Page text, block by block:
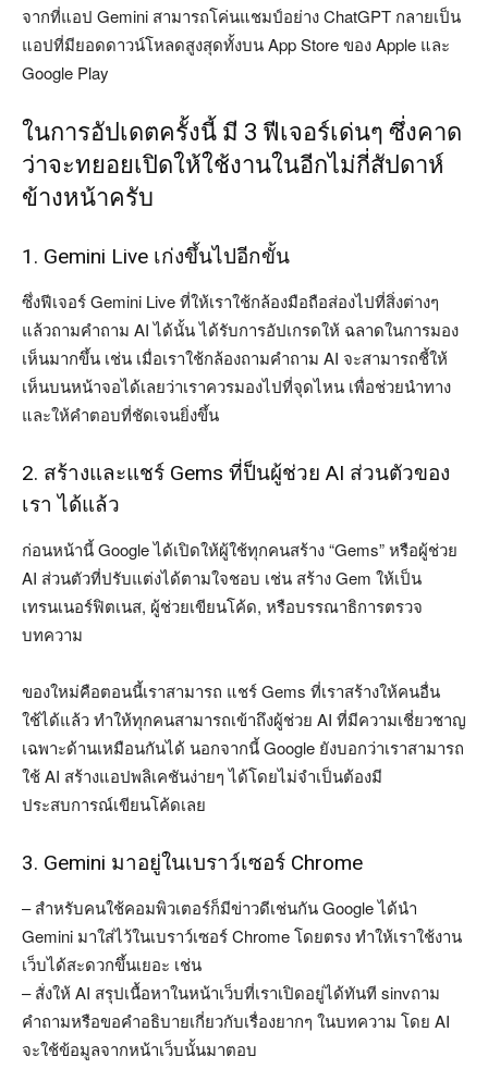
จากที่แอป Gemini สามารถโค่นแชมป์อย่าง ChatGPT กลายเป็น
แอปที่มียอดดาวน์โหลดสูงสุดทั้งบน App Store ของ Apple และ
Google Play
ในการอัปเดตครั้งนี้ มี 3 ฟีเจอร์เด่นๆ ซึ่งคาด
ว่าจะทยอยเปิดให้ใช้งานในอีกไม่กี่สัปดาห์
ข้างหน้าครับ
1. Gemini Live เก่งขึ้นไปอีกขั้น
ซึ่งฟีเจอร์ Gemini Live ที่ให้เราใช้กล้องมือถือส่องไปที่สิ่งต่างๆ
แล้วถามคำถาม AI ได้นั้น ได้รับการอัปเกรดให้ ฉลาดในการมอง
เห็นมากขึ้น เช่น เมื่อเราใช้กล้องถามคำถาม AI จะสามารถชี้ให้
เห็นบนหน้าจอได้เลยว่าเราควรมองไปที่จุดไหน เพื่อช่วยนำทาง
และให้คำตอบที่ชัดเจนยิ่งขึ้น
2. สร้างและแชร์ Gems ที่ป็นผู้ช่วย AI ส่วนตัวของ
เรา ได้แล้ว
ก่อนหน้านี้ Google ได้เปิดให้ผู้ใช้ทุกคนสร้าง “Gems” หรือผู้ช่วย
AI ส่วนตัวที่ปรับแต่งได้ตามใจชอบ เช่น สร้าง Gem ให้เป็น
เทรนเนอร์ฟิตเนส, ผู้ช่วยเขียนโค้ด, หรือบรรณาธิการตรวจ
บทความ
ของใหม่คือตอนนี้เราสามารถ แชร์ Gems ที่เราสร้างให้คนอื่น
ใช้ได้แล้ว ทำให้ทุกคนสามารถเข้าถึงผู้ช่วย AI ที่มีความเชี่ยวชาญ
เฉพาะด้านเหมือนกันได้ นอกจากนี้ Google ยังบอกว่าเราสามารถ
ใช้ AI สร้างแอปพลิเคชันง่ายๆ ได้โดยไม่จำเป็นต้องมี
ประสบการณ์เขียนโค้ดเลย
3. Gemini มาอยู่ในเบราว์เซอร์ Chrome
– สำหรับคนใช้คอมพิวเตอร์ก็มีข่าวดีเช่นกัน Google ได้นำ
Gemini มาใส่ไว้ในเบราว์เซอร์ Chrome โดยตรง ทำให้เราใช้งาน
เว็บได้สะดวกขึ้นเยอะ เช่น
– สั่งให้ AI สรุปเนื้อหาในหน้าเว็บที่เราเปิดอยู่ได้ทันที sinvถาม
คำถามหรือขอคำอธิบายเกี่ยวกับเรื่องยากๆ ในบทความ โดย AI
จะใช้ข้อมูลจากหน้าเว็บนั้นมาตอบ